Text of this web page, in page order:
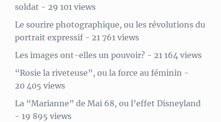
soldat - 29 101 views
Le sourire photographique, ou les révolutions du
portrait expressif- 21 761 views
Les images ont-elles un pouvoir? - 21 164 views
“Rosie la riveteuse”, ou la force au féminin -
20 405 views
La “Marianne” de Mai 68, ou l’effet Disneyland
- 19 895 views